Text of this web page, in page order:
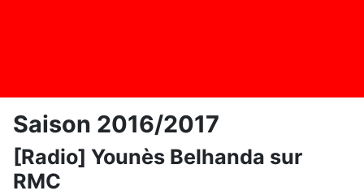
Saison 2016/2017
[Radio] Younès Belhanda sur
RMC